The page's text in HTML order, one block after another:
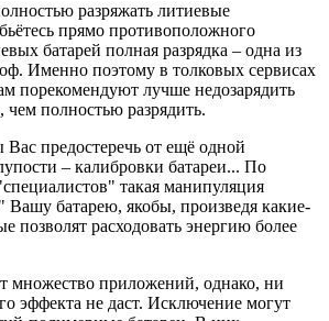
разряжать литиевые
прямо противоположного
батарей полная разрядка – одна из
Именно поэтому в толковых сервисах
порекомендуют лучше недозарядить
полностью разрядить.
Вас предостеречь от ещё одной
– калибровки батареи... По
такая манипуляция
Вашу батарею, якобы, произведя какие-
позволят расходовать энергию более
множество приложений, однако, ни
эффекта не даст. Исключение могут